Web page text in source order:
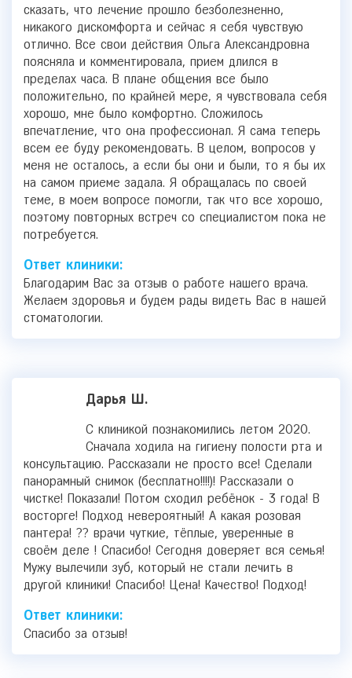
сказать, что лечение прошло безболезненно,
никакого дискомфорта и сейчас я себя чувствую
отлично. Все свои действия Ольга Александровна
поясняла и комментировала, прием длился в
пределах часа. В плане общения все было
положительно, по крайней мере, я чувствовала себя
хорошо, мне было комфортно. Сложилось
впечатление, что она профессионал. Я сама теперь
всем ее буду рекомендовать. В целом, вопросов у
меня не осталось, а если бы они и были, то я бы их
на самом приеме задала. Я обращалась по своей
теме, в моем вопросе помогли, так что все хорошо,
поэтому повторных встреч со специалистом пока не
потребуется.
Ответ клиники:
Благодарим Вас за отзыв о работе нашего врача.
Желаем здоровья и будем рады видеть Вас в нашей
стоматологии.
Дарья Ш.
С клиникой познакомились летом 2020.
Сначала ходила на гигиену полости рта и
консультацию. Рассказали не просто все! Сделали
панорамный снимок (бесплатно!!!!)! Рассказали о
чистке! Показали! Потом сходил ребёнок - 3 года! В
восторге! Подход невероятный! А какая розовая
пантера! ?? врачи чуткие, тёплые, уверенные в
своём деле ! Спасибо! Сегодня доверяет вся семья!
Мужу вылечили зуб, который не стали лечить в
другой клиники! Спасибо! Цена! Качество! Подход!
Ответ клиники:
Спасибо за отзыв!